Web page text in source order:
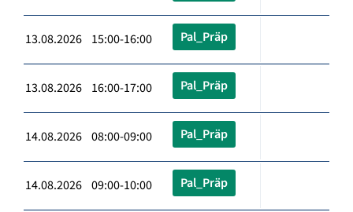
13.08.2026 15:00-16:00 Pal_Präp
13.08.2026 16:00-17:00 Pal_Präp
14.08.2026 08:00-09:00 Pal_Präp
14.08.2026 09:00-10:00 Pal_Präp